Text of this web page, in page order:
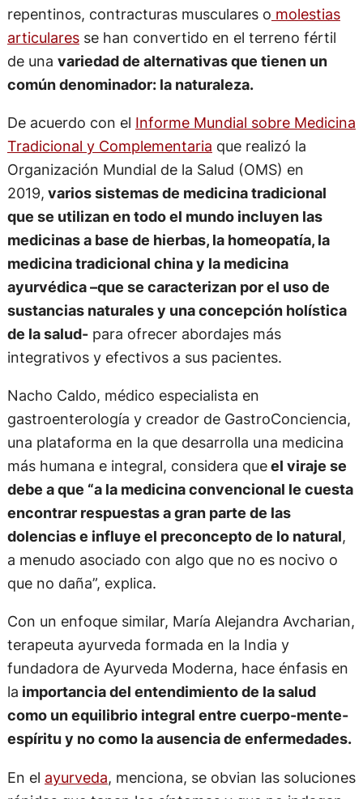
repentinos, contracturas musculares o molestias
articularesse han convertido en el terreno fértil
de una variedad de alternativas que tienen un
común denominador: la naturaleza.
De acuerdo con el Informe Mundial sobre Medicina
Tradicional y Complementaria que realizó la
Organización Mundial de la Salud (OMS) en
2019, varios sistemas de medicina tradicional
que se utilizan en todo el mundo incluyen las
medicinas a base de hierbas, la homeopatía, la
medicina tradicional china y la medicina
ayurvédica –que se caracterizan por el uso de
sustancias naturales y una concepción holística
de la salud-para ofrecer abordajes más
integrativos y efectivos a sus pacientes.
Nacho Caldo, médico especialista en
gastroenterología y creador de GastroConciencia,
una plataforma en la que desarrolla una medicina
más humana e integral, considera queel viraje se
debe a que “a la medicina convencional le cuesta
encontrar respuestas a gran parte de las
dolencias e influye el preconcepto de lo natural,
a menudo asociado con algo que no es nocivo o
que no daña”, explica.
Con un enfoque similar, María Alejandra Avcharian,
terapeuta ayurveda formada en la India y
fundadora de Ayurveda Moderna, hace énfasis en
la importancia del entendimiento de la salud
como un equilibrio integral entre cuerpo-mente-
espíritu y no como la ausencia de enfermedades.
En el ayurveda, menciona, se obvian las soluciones